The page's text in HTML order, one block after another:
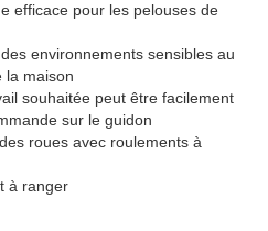
efficace pour les pelouses de
environnements sensibles au
la maison
souhaitée peut être facilement
sur le guidon
roues avec roulements à
à ranger